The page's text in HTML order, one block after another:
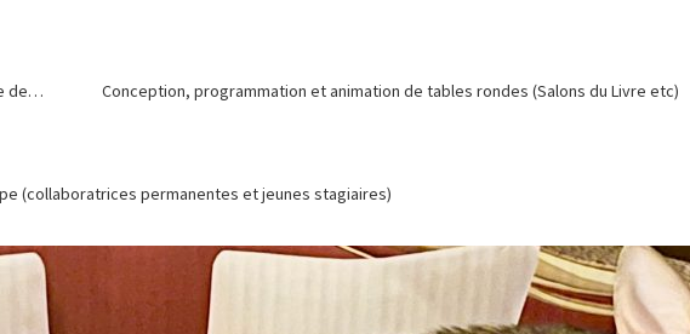
de… Conception, programmation et animation de tables rondes (Salons du Livre etc)
(collaboratrices permanentes et jeunes stagiaires)